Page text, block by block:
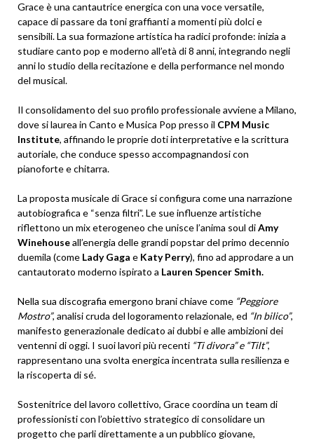
Grace è una cantautrice energica con una voce versatile,
capace di passare da toni graffianti a momenti più dolci e
sensibili. La sua formazione artistica ha radici profonde: inizia a
studiare canto pop e moderno all’età di 8 anni, integrando negli
anni lo studio della recitazione e della performance nel mondo
del musical.
Il consolidamento del suo profilo professionale avviene a Milano,
dove si laurea in Canto e Musica Pop presso il CPM Music
Institute, affinando le proprie doti interpretative e la scrittura
autoriale, che conduce spesso accompagnandosi con
pianoforte e chitarra.
La proposta musicale di Grace si configura come una narrazione
autobiografica e “senza filtri”. Le sue influenze artistiche
riflettono un mix eterogeneo che unisce l’anima soul diAmy
Winehouseall’energia delle grandi popstar del primo decennio
duemila (come Lady Gaga e Katy Perry), fino ad approdare a un
cantautorato moderno ispirato a Lauren Spencer Smith.
Nella sua discografia emergono brani chiave come “Peggiore
Mostro”, analisi cruda del logoramento relazionale, ed “In bilico”,
manifesto generazionale dedicato ai dubbi e alle ambizioni dei
ventenni di oggi. I suoi lavori più recenti “Ti divora” e “Tilt”,
rappresentano una svolta energica incentrata sulla resilienza e
la riscoperta di sé.
Sostenitrice del lavoro collettivo, Grace coordina un team di
professionisti con l’obiettivo strategico di consolidare un
progetto che parli direttamente a un pubblico giovane,